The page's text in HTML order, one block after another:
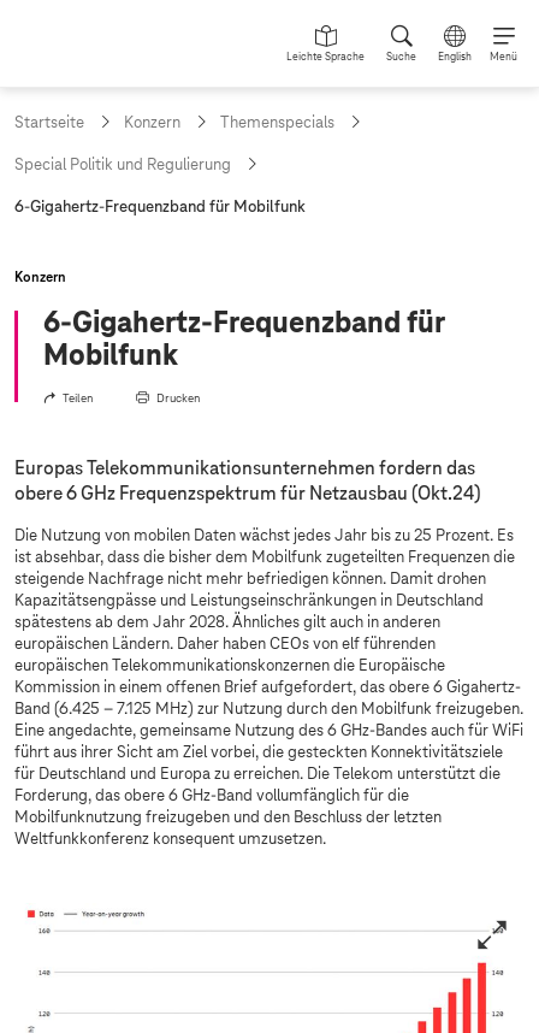
Leichte Sprache Suche English Menü
Startseite Konzern Themenspecials
Special Politik und Regulierung
a
u
l
e
e
:
6-Gigahertz-Frequenzband für Mobilfunk
Konzern
6-Gigahertz-Frequenzband für
Mobilfunk
Teilen Drucken
Europas Telekommunikationsunternehmen fordern das
obere 6 GHz Frequenzspektrum für Netzausbau (Okt.24)
Die Nutzung von mobilen Daten wächst jedes Jahr bis zu 25 Prozent. Es
ist absehbar, dass die bisher dem Mobilfunk zugeteilten Frequenzen die
steigende Nachfrage nicht mehr befriedigen können. Damit drohen
Kapazitätsengpässe und Leistungseinschränkungen in Deutschland
spätestens ab dem Jahr 2028. Ähnliches gilt auch in anderen
europäischen Ländern. Daher haben CEOs von elf führenden
europäischen Telekommunikationskonzernen die Europäische
Kommission in einem offenen Brief aufgefordert, das obere 6 Gigahertz-
Band (6.425 – 7.125 MHz) zur Nutzung durch den Mobilfunk freizugeben.
Eine angedachte, gemeinsame Nutzung des 6 GHz-Bandes auch für WiFi
führt aus ihrer Sicht am Ziel vorbei, die gesteckten Konnektivitätsziele
für Deutschland und Europa zu erreichen. Die Telekom unterstützt die
Forderung, das obere 6 GHz-Band vollumfänglich für die
Mobilfunknutzung freizugeben und den Beschluss der letzten
Weltfunkkonferenz konsequent umzusetzen.